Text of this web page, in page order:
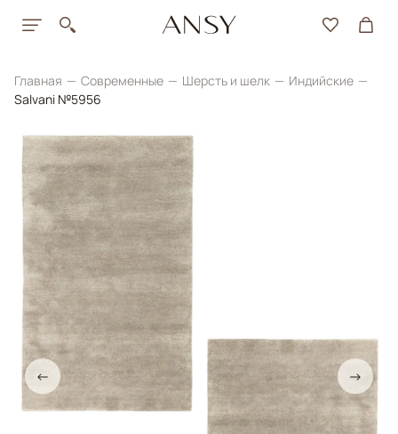
Главная Современные Шерсть и шелк
Индийские
Salvani №5956
← →